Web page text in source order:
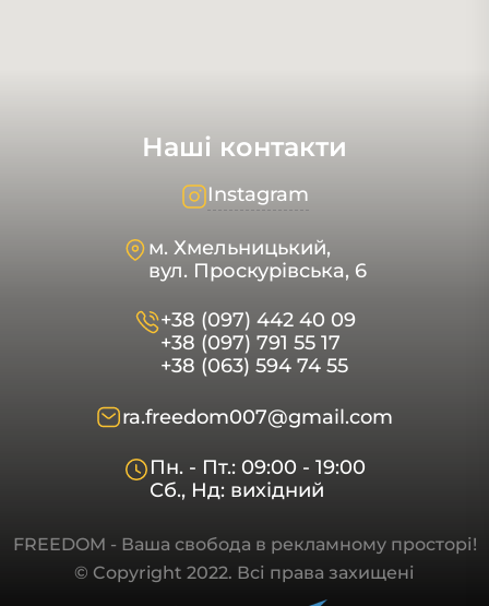
Наші контакти
Instagram
м. Хмельницький,
вул. Проскурівська, 6
+38 (097) 442 40 09
+38 (097) 791 55 17
+38 (063) 594 74 55
ra.freedom007@gmail.com
Пн. - Пт.: 09:00 - 19:00
Сб., Нд: вихідний
FREEDOM - Ваша свобода в рекламному просторі!
© Copyright 2022. Всі права захищені